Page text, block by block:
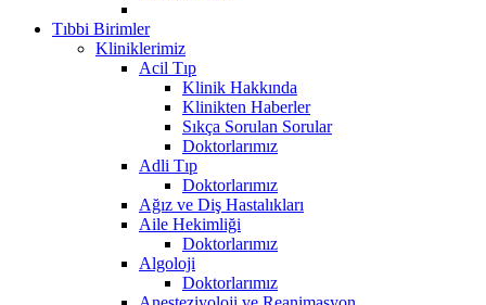
Tıbbi Birimler
Kliniklerimiz
Acil Tıp
Klinik Hakkında
Klinikten Haberler
Sıkça Sorulan Sorular
Doktorlarımız
Adli Tıp
Doktorlarımız
Ağız ve Diş Hastalıkları
Aile Hekimliği
Doktorlarımız
Algoloji
Doktorlarımız